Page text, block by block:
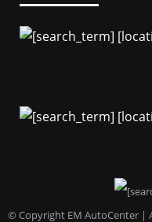
© Copyright EM AutoCenter |